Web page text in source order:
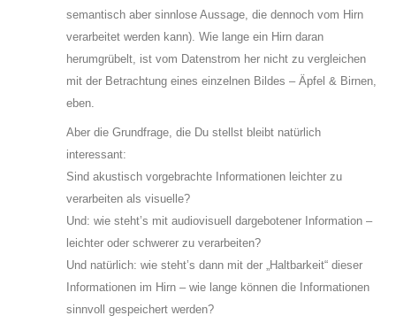
semantisch aber sinnlose Aussage, die dennoch vom Hirn
verarbeitet werden kann). Wie lange ein Hirn daran
herumgrübelt, ist vom Datenstrom her nicht zu vergleichen
mit der Betrachtung eines einzelnen Bildes – Äpfel & Birnen,
eben.
Aber die Grundfrage, die Du stellst bleibt natürlich
interessant:
Sind akustisch vorgebrachte Informationen leichter zu
verarbeiten als visuelle?
Und: wie steht’s mit audiovisuell dargebotener Information –
leichter oder schwerer zu verarbeiten?
Und natürlich: wie steht’s dann mit der „Haltbarkeit“ dieser
Informationen im Hirn – wie lange können die Informationen
sinnvoll gespeichert werden?